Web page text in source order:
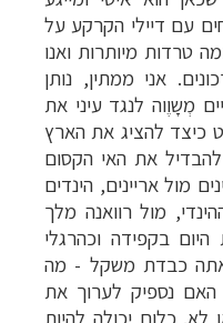
עם דיילי הקרקע על
טרדות מיותרות ואנו
אני ממתין, נותן
מְשָוֶוה לנגד עיני את
כיצד להציג את הארץ
את האי הקסום
מול אריינים, הינדים
מול רוואנה מלך
בקפידה וכהרגלי
כבדת משקל - מה
נספיק לערוך את
כלום יכולה להיות